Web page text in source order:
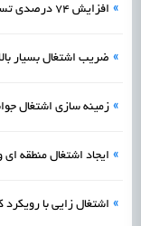
» افزایش ۷۴ درصدی تسهیلات حوزه مشاغل خانگی
» ضریب اشتغال بسیار
» زمینه سازی اشتغال
» ایجاد اشتغال منطقه ای
» اشتغال‌ زایی با رویکرد